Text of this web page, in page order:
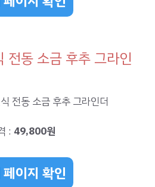
전동 소금 후추 그라인
: 49,800원
이지 확인